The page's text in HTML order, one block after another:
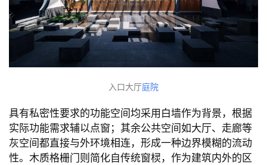
入口大厅庭院
具有私密性要求的功能空间均采用白墙作为背景，根据
实际功能需求辅以点窗；其余公共空间如大厅、走廊等
灰空间都直接与外环境相连，形成一种边界模糊的流动
性。木质格栅门则简化自传统窗棂，作为建筑内外的区